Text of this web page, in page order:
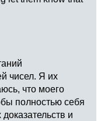
чисел. Я их
что моего
полностью себя
и